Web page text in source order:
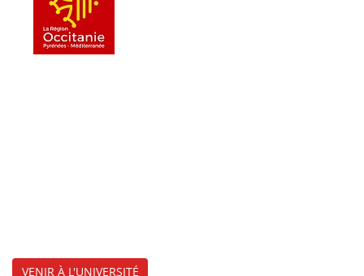
VENIR À L'UNIVERSITÉ